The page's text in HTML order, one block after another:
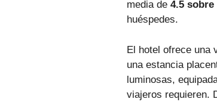
media de 4.5 sobre
huéspedes.
El hotel ofrece una
una estancia
luminosas,
viajeros requieren.